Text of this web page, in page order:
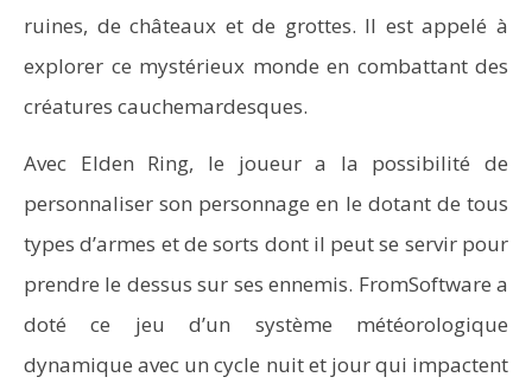
ruines, de châteaux et de grottes. Il est appelé à
explorer ce mystérieux monde en combattant des
créatures cauchemardesques.
Avec Elden Ring, le joueur a la possibilité de
personnaliser son personnage en le dotant de tous
types d’armes et de sorts dont il peut se servir pour
prendre le dessus sur ses ennemis. FromSoftware a
doté ce jeu d’un système météorologique
dynamique avec un cycle nuit et jour qui impactent